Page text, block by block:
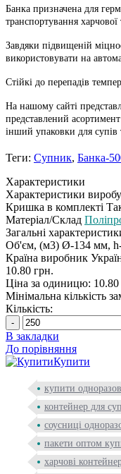
Банка призначена для
транспортування харчової
Завдяки підвищеній
використовувати на
Стійкі до перепадів
На нашому сайті
представлений
інший упаковки для супів
Теги: Супник, Банка-
Характеристики
Характеристики виробу
Кришка в комплекті
Матеріал/Склад
Загальні
Об'єм, (м3) Ø-134 мм,
Країна виробник
10.80 грн.
Ціна за одиницю: 10.80
Мінімальна кількість
Кількість:
-
В закладки
До порівняння
Купити
купити
контейнер для
соусниці
пакети оптом
харчові